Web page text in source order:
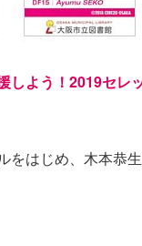
しよう！2019セレ
はじめ、木本恭